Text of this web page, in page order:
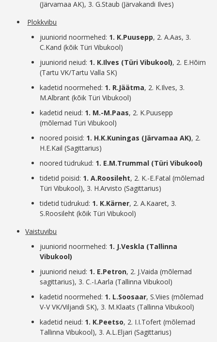
(Järvamaa AK), 3. G.Staub (Järvakandi Ilves)
Plokkvibu
juuniorid noormehed: 1. K.Puusepp, 2. A.Aas, 3.
C.Kand (kõik Türi Vibukool)
juuniorid neiud: 1. K.Ilves (Türi Vibukool), 2. E.Hõim
(Tartu VK/Tartu Valla SK)
kadetid noormehed: 1. R.Jäätma, 2. K.Ilves, 3.
M.Albrant (kõik Türi Vibukool)
kadetid neiud: 1. M.-M.Paas, 2. K.Puusepp
(mõlemad Türi Vibukool)
noored poisid: 1. H.K.Kuningas (Järvamaa AK), 2.
H.E.Kail (Sagittarius)
noored tüdrukud: 1. E.M.Trummal (Türi Vibukool)
tidetid poisid: 1. A.Roosileht, 2. K.-E.Fatal (mõlemad
Türi Vibukool), 3. H.Arvisto (Sagittarius)
tidetid tüdrukud: 1. K.Kärner, 2. A.Kaaret, 3.
S.Roosileht (kõik Türi Vibukool)
Vaistuvibu
juuniorid noormehed: 1. J.Veskla (Tallinna
Vibukool)
juuniorid neiud: 1. E.Petron, 2. J.Vaida (mõlemad
sagittarius), 3. C.-I.Aarla (Tallinna Vibukool)
kadetid noormehed: 1. L.Soosaar, S.Viies (mõlemad
V-V VK/Viljandi SK), 3. M.Klaats (Tallinna Vibukool)
kadetid neiud: 1. K.Peetso, 2. I.I.Tofert (mõlemad
Tallinna Vibukool), 3. A.L.Eljari (Sagittarius)